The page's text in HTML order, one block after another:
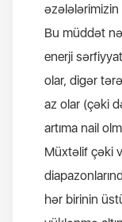
əzələlərimizin
Bu müddət
enerji
olar, digər
az olar (çəki
artıma nail
Müxtəlif çəki
hər birinin